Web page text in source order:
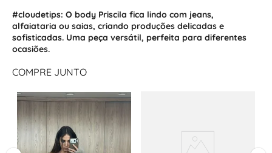
#cloudetips: O body Priscila fica lindo com jeans,
alfaiataria ou saias, criando produções delicadas e
sofisticadas. Uma peça versátil, perfeita para diferentes
ocasiões.
COMPRE JUNTO